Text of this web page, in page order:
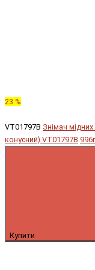
23 %
VT01797B Знімач
конусний) VT01797B
Купити